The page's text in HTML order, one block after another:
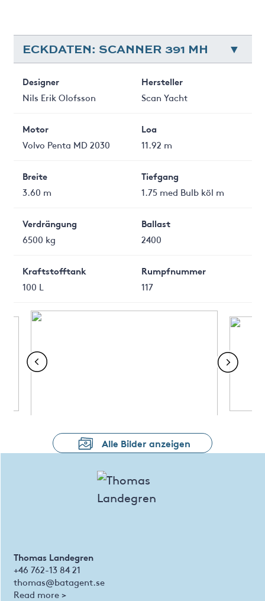
ECKDATEN: SCANNER 391 MH
Designer
Nils Erik Olofsson
Hersteller
Scan Yacht
Motor
Volvo Penta MD 2030
Loa
11.92 m
Breite
3.60 m
Tiefgang
1.75 med Bulb köl m
Verdrängung
6500 kg
Ballast
2400
Kraftstofftank
100 L
Rumpfnummer
117
Alle Bilder anzeigen
Thomas Landegren
+46 762-13 84 21
thomas@batagent.se
Read more >